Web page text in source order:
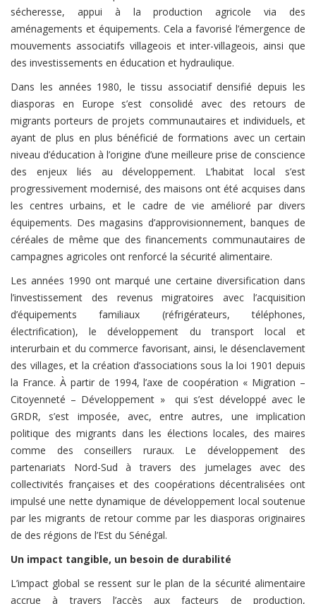
sécheresse, appui à la production agricole via des
aménagements et équipements. Cela a favorisé l’émergence de
mouvements associatifs villageois et inter-villageois, ainsi que
des investissements en éducation et hydraulique.
Dans les années 1980, le tissu associatif densifié depuis les
diasporas en Europe s’est consolidé avec des retours de
migrants porteurs de projets communautaires et individuels, et
ayant de plus en plus bénéficié de formations avec un certain
niveau d’éducation à l’origine d’une meilleure prise de conscience
des enjeux liés au développement. L’habitat local s’est
progressivement modernisé, des maisons ont été acquises dans
les centres urbains, et le cadre de vie amélioré par divers
équipements. Des magasins d’approvisionnement, banques de
céréales de même que des financements communautaires de
campagnes agricoles ont renforcé la sécurité alimentaire.
Les années 1990 ont marqué une certaine diversification dans
l’investissement des revenus migratoires avec l’acquisition
d’équipements familiaux (réfrigérateurs, téléphones,
électrification), le développement du transport local et
interurbain et du commerce favorisant, ainsi, le désenclavement
des villages, et la création d’associations sous la loi 1901 depuis
la France. À partir de 1994, l’axe de coopération « Migration –
Citoyenneté – Développement » qui s’est développé avec le
GRDR, s’est imposée, avec, entre autres, une implication
politique des migrants dans les élections locales, des maires
comme des conseillers ruraux. Le développement des
partenariats Nord-Sud à travers des jumelages avec des
collectivités françaises et des coopérations décentralisées ont
impulsé une nette dynamique de développement local soutenue
par les migrants de retour comme par les diasporas originaires
de des régions de l’Est du Sénégal.
Un impact tangible, un besoin de durabilité
L’impact global se ressent sur le plan de la sécurité alimentaire
accrue à travers l’accès aux facteurs de production,